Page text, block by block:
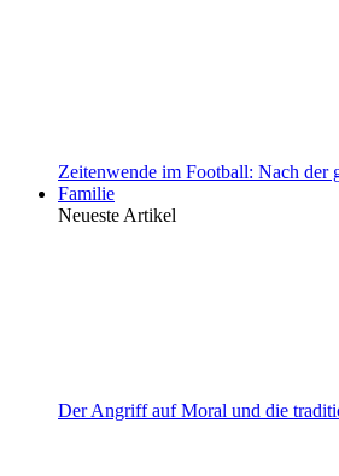
Zeitenwende im Football: Nach der
Familie
Neueste Artikel
Der Angriff auf Moral und die